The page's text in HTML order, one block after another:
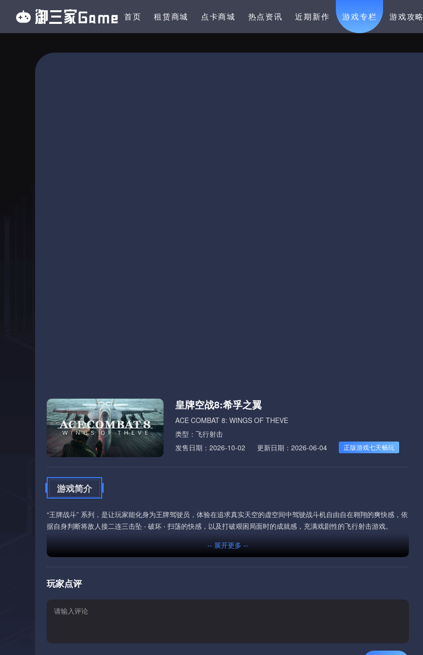
首页 租赁商城 点卡商城 热点资讯 近期新作 游戏专栏 游戏攻略
皇牌空战8:希孚之翼
ACE COMBAT 8: WINGS OF THEVE
类型：飞行射击
发售日期：2026-10-02
更新日期：2026-06-04 正版游戏七天畅玩
游戏简介
“王牌战斗” 系列，是让玩家能化身为王牌驾驶员，体验在追求真实天空的虚空间中驾驶战斗机自由自在翱翔的爽快感，依
据自身判断将敌人接二连三击坠 ‧ 破坏 ‧ 扫荡的快感，以及打破艰困局面时的成就感，充满戏剧性的飞行射击游戏。
-- 展开更多 --
玩家点评